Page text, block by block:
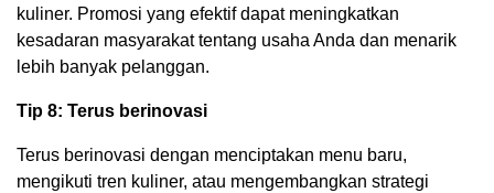
kuliner. Promosi yang efektif dapat meningkatkan
kesadaran masyarakat tentang usaha Anda dan menarik
lebih banyak pelanggan.
Tip 8: Terus berinovasi
Terus berinovasi dengan menciptakan menu baru,
mengikuti tren kuliner, atau mengembangkan strategi